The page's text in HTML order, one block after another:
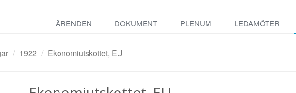
ÄRENDEN DOKUMENT PLENUM LEDAMÖTER
1922 Ekonomiutskottet, EU